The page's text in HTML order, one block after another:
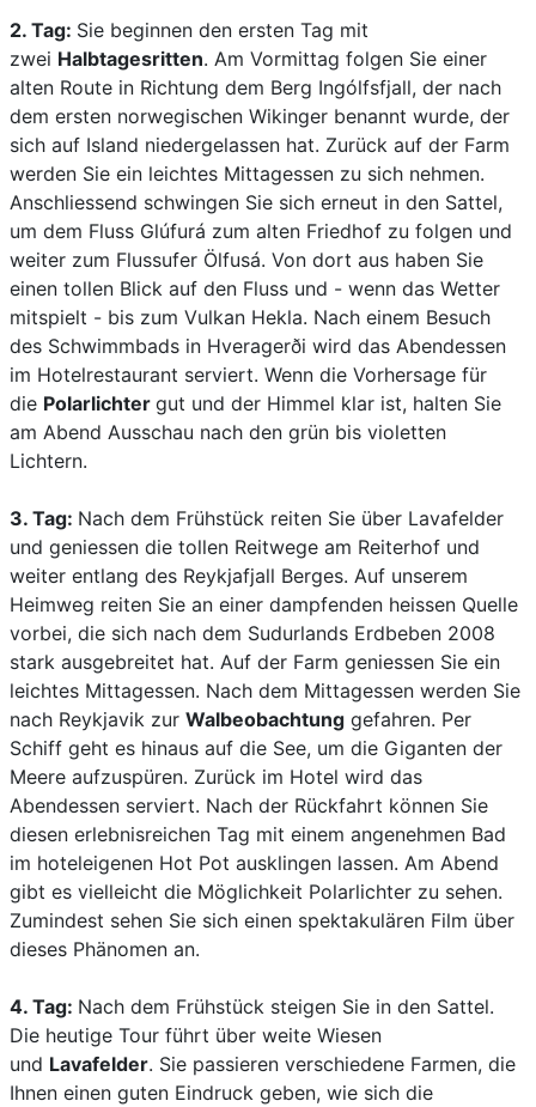
2. Tag: Sie beginnen den ersten Tag mit
zwei Halbtagesritten. Am Vormittag folgen Sie einer
alten Route in Richtung dem Berg Ingólfsfjall, der nach
dem ersten norwegischen Wikinger benannt wurde, der
sich auf Island niedergelassen hat. Zurück auf der Farm
werden Sie ein leichtes Mittagessen zu sich nehmen.
Anschliessend schwingen Sie sich erneut in den Sattel,
um dem Fluss Glúfurá zum alten Friedhof zu folgen und
weiter zum Flussufer Ölfusá. Von dort aus haben Sie
einen tollen Blick auf den Fluss und - wenn das Wetter
mitspielt - bis zum Vulkan Hekla. Nach einem Besuch
des Schwimmbads in Hveragerði wird das Abendessen
im Hotelrestaurant serviert. Wenn die Vorhersage für
die Polarlichter gut und der Himmel klar ist, halten Sie
am Abend Ausschau nach den grün bis violetten
Lichtern.
3. Tag: Nach dem Frühstück reiten Sie über Lavafelder
und geniessen die tollen Reitwege am Reiterhof und
weiter entlang des Reykjafjall Berges. Auf unserem
Heimweg reiten Sie an einer dampfenden heissen Quelle
vorbei, die sich nach dem Sudurlands Erdbeben 2008
stark ausgebreitet hat. Auf der Farm geniessen Sie ein
leichtes Mittagessen. Nach dem Mittagessen werden Sie
nach Reykjavik zur Walbeobachtung gefahren. Per
Schiff geht es hinaus auf die See, um die Giganten der
Meere aufzuspüren. Zurück im Hotel wird das
Abendessen serviert. Nach der Rückfahrt können Sie
diesen erlebnisreichen Tag mit einem angenehmen Bad
im hoteleigenen Hot Pot ausklingen lassen. Am Abend
gibt es vielleicht die Möglichkeit Polarlichter zu sehen.
Zumindest sehen Sie sich einen spektakulären Film über
dieses Phänomen an.
4. Tag: Nach dem Frühstück steigen Sie in den Sattel.
Die heutige Tour führt über weite Wiesen
und Lavafelder. Sie passieren verschiedene Farmen, die
Ihnen einen guten Eindruck geben, wie sich die